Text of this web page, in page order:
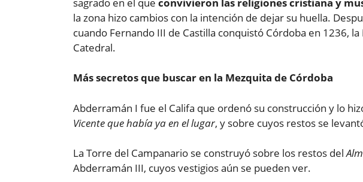
la zona hizo cambios con la intención de dejar su huella.
cuando Fernando III de Castilla conquistó Córdoba en 1236,
Catedral.
Más secretos que buscar en la Mezquita de Córdoba
Abderramán I fue el Califa que ordenó su construcción y lo
Vicente que había ya en el lugar, y sobre cuyos restos se
La Torre del Campanario se construyó sobre los restos del
Abderramán III, cuyos vestigios aún se pueden ver.